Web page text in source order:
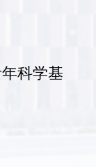
科学基